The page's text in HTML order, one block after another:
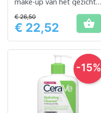
ontwikkeld voor de
gevoelige huid.
Prijs
€ 26,50
€ 22,52 
-15%